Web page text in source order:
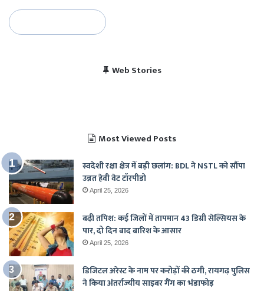
Web Stories
विराट कोहली की सेंचुरी से
भारत बनाम पाकिस्तान, हेड
पाकिस्तान में बजा भारत का
चैंपियंस ट्रॉफी 2025 में
Most Viewed Posts
स्वदेशी रक्षा क्षेत्र में बड़ी छलांग: BDL ने NSTL को सौंपा
उन्नत हेवी वेट टॉरपीडो
April 25, 2026
बढ़ी तपिश: कई जिलों में तापमान 43 डिग्री सेल्सियस के
पार, दो दिन बाद बारिश के आसार
April 25, 2026
डिजिटल अरेस्ट के नाम पर करोड़ों की ठगी, रायगढ़ पुलिस
ने किया अंतर्राज्यीय साइबर गैंग का भंडाफोड़